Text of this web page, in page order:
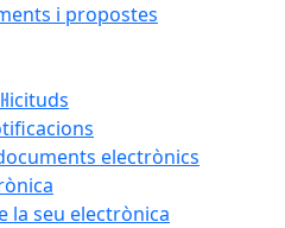
i propostes
electrònics
la seu electrònica